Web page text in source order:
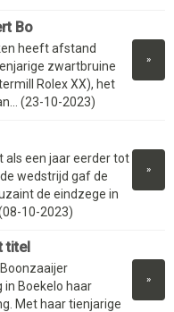
Bo
»
heeft afstand
zwartbruine
Rolex XX), het
(23-10-2023)
»
als een jaar eerder tot
wedstrijd gaf de
de eindzege in
10-2023)
titel
»
Boonzaaijer
in Boekelo haar
Met haar tienjarige